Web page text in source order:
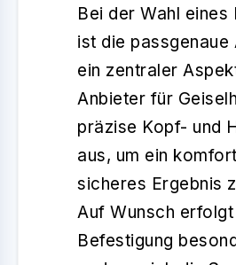
Bei der Wahl eines
ist die passgenaue
ein zentraler
Anbieter für
präzise Kopf- und
aus, um ein
sicheres Ergebnis
Auf Wunsch
Befestigung